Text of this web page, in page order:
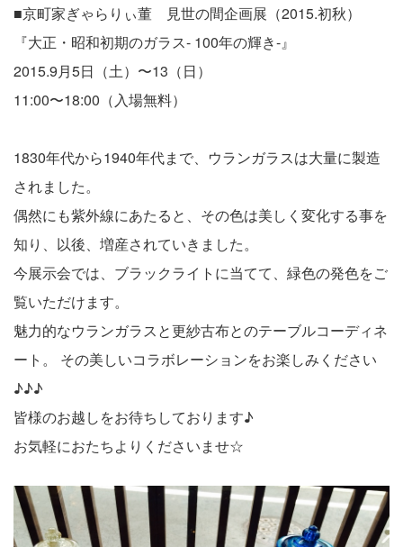
■京町家ぎゃらりぃ董 見世の間企画展（2015.初秋）
『大正・昭和初期のガラス- 100年の輝き-』
2015.9月5日（土）〜13（日）
11:00〜18:00（入場無料）
1830年代から1940年代まで、ウランガラスは大量に製造
されました。
偶然にも紫外線にあたると、その色は美しく変化する事を
知り、以後、増産されていきました。
今展示会では、ブラックライトに当てて、緑色の発色をご
覧いただけます。
魅力的なウランガラスと更紗古布とのテーブルコーディネ
ート。
その美しいコラボレーションをお楽しみください
♪♪♪
皆様のお越しをお待ちしております♪
お気軽におたちよりくださいませ☆